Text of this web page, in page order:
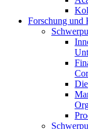
Forschung und